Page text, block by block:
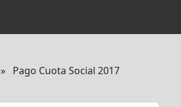
» Pago Cuota Social 2017